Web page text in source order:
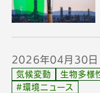
2026年04月30日
気候変動 生物多様
#環境ニュース